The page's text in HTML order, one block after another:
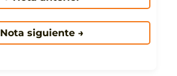
Nota siguiente →